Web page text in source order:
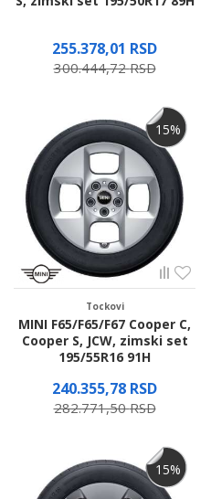
255.378,01 RSD
300.444,72RSD
15%
Tockovi
MINI F65/F65/F67 Cooper C,
Cooper S, JCW, zimski set
195/55R16 91H
240.355,78 RSD
282.771,50RSD
15%